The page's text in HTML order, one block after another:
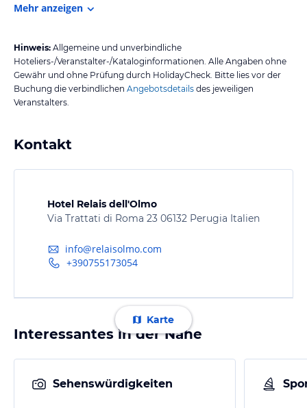
Mehr anzeigen
Hinweis: Allgemeine und unverbindliche
Hoteliers-/Veranstalter-/Kataloginformationen. Alle Angaben ohne
Gewähr und ohne Prüfung durch HolidayCheck. Bitte lies vor der
Buchung die verbindlichen Angebotsdetails des jeweiligen
Veranstalters.
Kontakt
Hotel Relais dell'Olmo
Via Trattati di Roma 23 06132 Perugia Italien
info@relaisolmo.com
+390755173054
Karte
Interessantes in der Nähe
Sehenswürdigkeiten